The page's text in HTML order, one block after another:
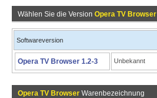
Wählen Sie die Version Opera TV Browser
Softwareversion
Opera TV Browser 1.2-3 Unbekannt
Opera TV Browser Warenbezeichnung